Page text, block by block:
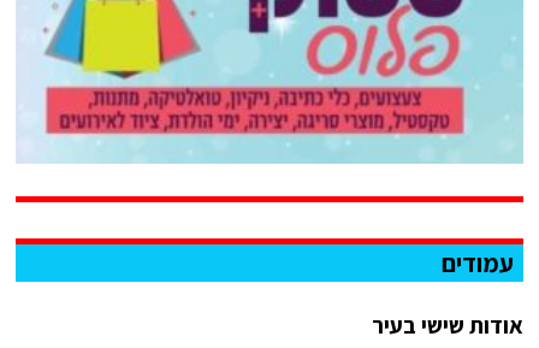
עמודים
אודות שישי בעיר